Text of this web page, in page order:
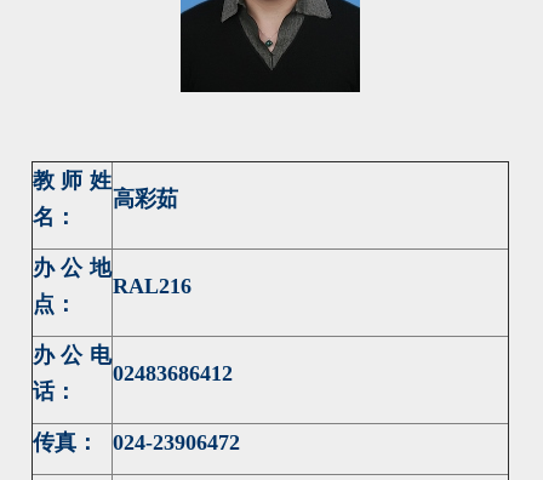
教师姓
名：
高彩茹
办公地
点：
RAL216
办公电
话：
02483686412
传真： 024-23906472